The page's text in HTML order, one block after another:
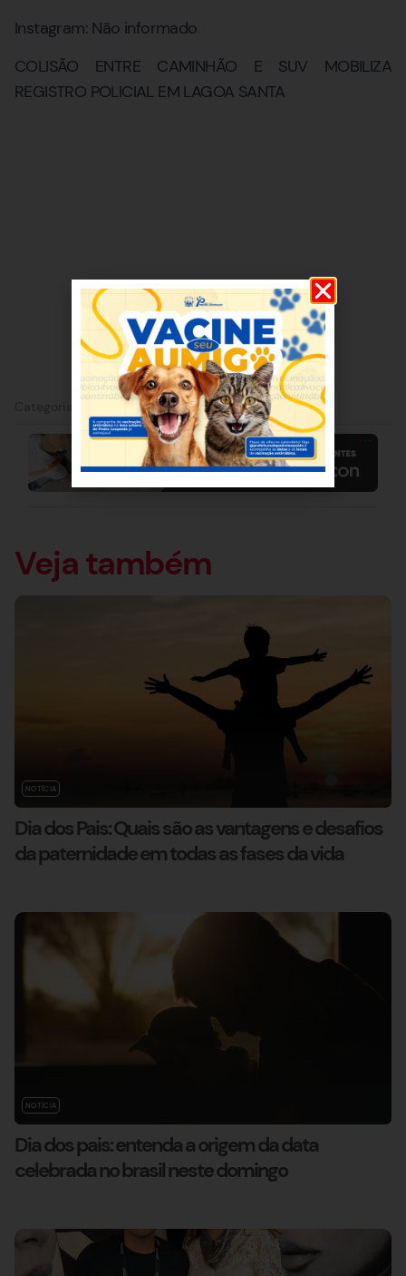
Instagram: Não informado
COLISÃO ENTRE CAMINHÃO E SUV MOBILIZA
REGISTRO POLICIAL EM LAGOA SANTA
Lagoa Santa
Veja também
NOTÍCIA
Dia dos Pais: Quais são as vantagens e desafios
da paternidade em todas as fases da vida
NOTÍCIA
Dia dos pais: entenda a origem da data
celebrada no brasil neste domingo